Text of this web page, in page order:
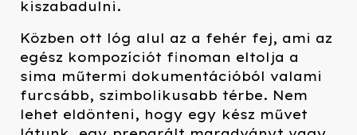
kiszabadulni.
Közben ott lóg alul az a fehér fej, ami az
egész kompozíciót finoman eltolja a
sima műtermi dokumentációból valami
furcsább, szimbolikusabb térbe. Nem
lehet eldönteni, hogy egy kész művet